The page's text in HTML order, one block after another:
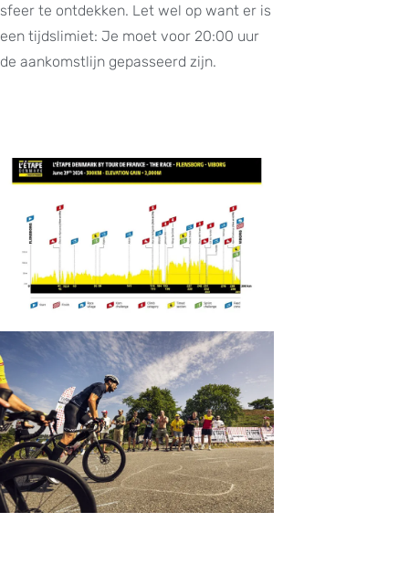
sfeer te ontdekken. Let wel op want er is
een tijdslimiet: Je moet voor 20:00 uur
de aankomstlijn gepasseerd zijn.